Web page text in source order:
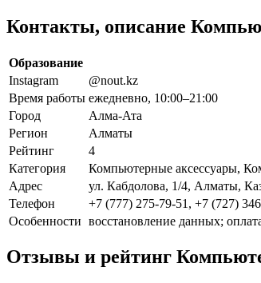
Контакты, описание
Образование
Instagram
@nout.kz
Время работы ежедневно, 10:00–21:00
Город
Алма-Ата
Регион
Алматы
Рейтинг
4
Категория
Компьютерные аксессуары,
Адрес
ул. Кабдолова, 1/4, Алматы,
Телефон
+7 (777) 275-79-51, +7 (727)
Особенности восстановление данных;
Отзывы и рейтинг